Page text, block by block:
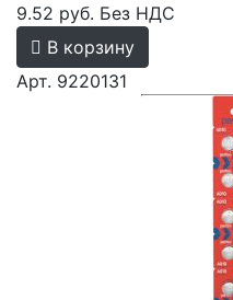
9.52 руб. Без НДС
В корзину
Арт. 9220131